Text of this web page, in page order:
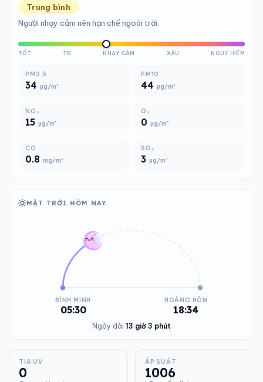
Trung bình
Người nhạy cảm nên hạn chế ngoài trời.
TỐT TB NHẠY CẢM XẤU NGUY HIỂM
PM2.5
34 µg/m³
PM10
44 µg/m³
NO₂
15 µg/m³
O₃
0 µg/m³
CO
0.8 mg/m³
SO₂
3 µg/m³
MẶT TRỜI HÔM NAY
BÌNH MINH
05:30
HOÀNG HÔN
18:34
Ngày dài 13 giờ 3 phút
TIA UV
0
ÁP SUẤT
1006